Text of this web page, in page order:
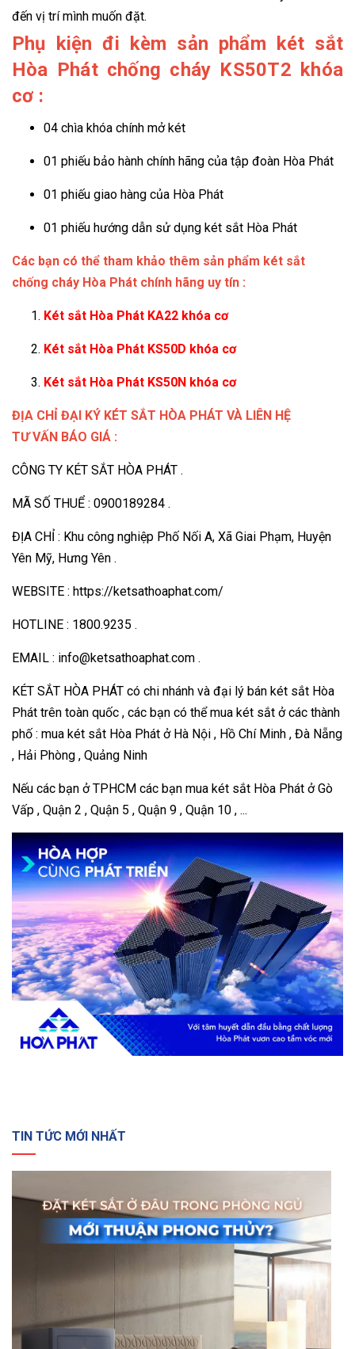
đến vị trí mình muốn đặt.
Phụ kiện đi kèm sản phẩm két sắt
Hòa Phát chống cháy KS50T2 khóa
cơ :
04 chìa khóa chính mở két
01 phiếu bảo hành chính hãng của tập đoàn Hòa Phát
01 phiếu giao hàng của Hòa Phát
01 phiếu hướng dẫn sử dụng két sắt Hòa Phát
Các bạn có thể tham khảo thêm sản phẩm két sắt
chống cháy Hòa Phát chính hãng uy tín :
Két sắt Hòa Phát KA22 khóa cơ
Két sắt Hòa Phát KS50D khóa cơ
Két sắt Hòa Phát KS50N khóa cơ
ĐỊA CHỈ ĐẠI KÝ KÉT SẮT HÒA PHÁT VÀ LIÊN HỆ
TƯ VẤN BÁO GIÁ :
CÔNG TY KÉT SẮT HÒA PHÁT .
MÃ SỐ THUỂ : 0900189284 .
ĐỊA CHỈ : Khu công nghiệp Phố Nối A, Xã Giai Phạm, Huyện
Yên Mỹ, Hưng Yên .
WEBSITE : https://ketsathoaphat.com/
HOTLINE : 1800.9235 .
EMAIL : info@ketsathoaphat.com .
KÉT SẮT HÒA PHÁT có chi nhánh và đại lý bán két sắt Hòa
Phát trên toàn quốc , các bạn có thể mua két sắt ở các thành
phố : mua két sắt Hòa Phát ở Hà Nội , Hồ Chí Minh , Đà Nẵng
, Hải Phòng , Quảng Ninh
Nếu các bạn ở TPHCM các bạn mua két sắt Hòa Phát ở Gò
Vấp , Quận 2 , Quận 5 , Quận 9 , Quận 10 , ...
TIN TỨC MỚI NHẤT